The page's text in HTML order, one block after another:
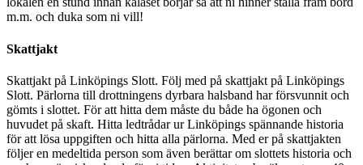
m.m. och duka som ni vill!
Skattjakt
Skattjakt på Linköpings Slott. Följ med på skattjakt på Linköpings
Slott. Pärlorna till drottningens dyrbara halsband har försvunnit och
gömts i slottet. För att hitta dem måste du både ha ögonen och
huvudet på skaft. Hitta ledtrådar ur Linköpings spännande historia
för att lösa uppgiften och hitta alla pärlorna. Med er på skattjakten
följer en medeltida person som även berättar om slottets historia och